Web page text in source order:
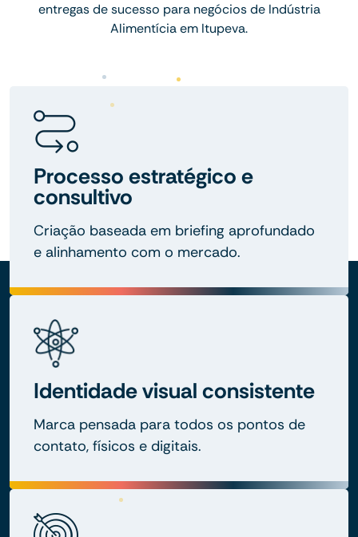
entregas de sucesso para negócios de Indústria
Alimentícia em Itupeva.
Processo estratégico e
consultivo
Criação baseada em briefing aprofundado
e alinhamento com o mercado.
Identidade visual consistente
Marca pensada para todos os pontos de
contato, físicos e digitais.